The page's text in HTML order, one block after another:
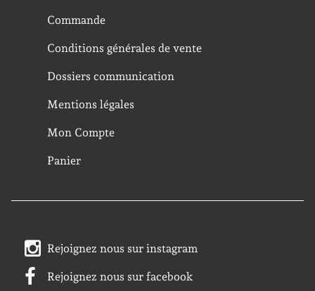
Commande
Conditions générales de vente
Dossiers communication
Mentions légales
Mon Compte
Panier
Rejoignez nous sur instagram
Rejoignez nous sur facebook